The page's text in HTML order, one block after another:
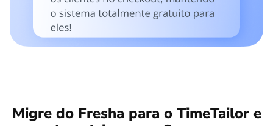
Migre do Fresha para o TimeTailor e